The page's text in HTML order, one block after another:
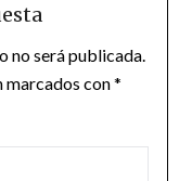
no será publicada.
marcados con*